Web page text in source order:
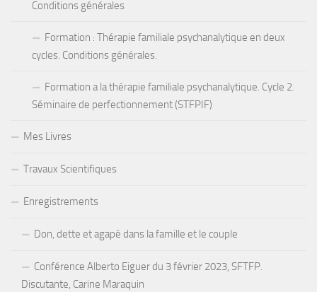
Conditions générales
Formation : Thérapie familiale psychanalytique en deux
cycles. Conditions générales.
Formation a la thérapie familiale psychanalytique. Cycle 2.
Séminaire de perfectionnement (STFPIF)
Mes Livres
Travaux Scientifiques
Enregistrements
Don, dette et agapè dans la famille et le couple
Conférence Alberto Eiguer du 3 février 2023, SFTFP.
Discutante, Carine Maraquin